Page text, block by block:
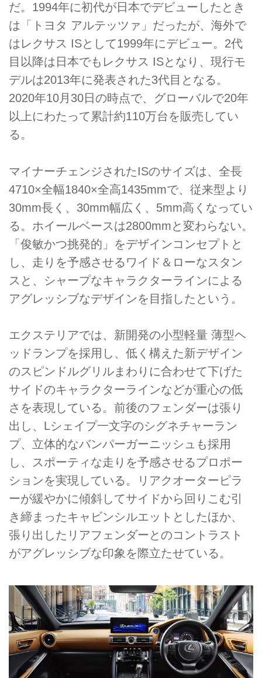
だ。1994年に初代が日本でデビューしたとき
は「トヨタ アルテッツァ」だったが、海外で
はレクサス ISとして1999年にデビュー。2代
目以降は日本でもレクサス ISとなり、現行モ
デルは2013年に発表された3代目となる。
2020年10月30日の時点で、グローバルで20年
以上にわたって累計約110万台を販売してい
る。
マイナーチェンジされたISのサイズは、全長
4710×全幅1840×全高1435mmで、従来型より
30mm長く、30mm幅広く、5mm高くなってい
る。ホイールベースは2800mmと変わらない。
「俊敏かつ挑発的」をデザインコンセプトと
し、走りを予感させるワイド＆ローなスタン
スと、シャープなキャラクターラインによる
アグレッシブなデザインを目指したという。
エクステリアでは、新開発の小型軽量 薄型ヘ
ッドランプを採用し、低く構えた新デザイン
のスピンドルグリルまわりに合わせて下げた
サイドのキャラクターラインなどが重心の低
さを表現している。前後のフェンダーは張り
出し、Lシェイプ一文字のシグネチャーラン
プ、立体的なバンパーガーニッシュも採用
し、スポーティな走りを予感させるプロポー
ションを実現している。リアクオーターピラ
ーが緩やかに傾斜してサイドから回りこむ引
き締まったキャビンシルエットとしたほか、
張り出したリアフェンダーとのコントラスト
がアグレッシブな印象を際立たせている。